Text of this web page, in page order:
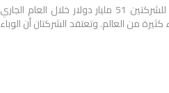
تتوقع شركتا فايزر ومودرنا، أن تبلغ مبيعات لقاحات كورونا للشركتين 51 مليار دولار خلال العام الجاري
من العالم. وتعتقد الشركتان أن الوباء